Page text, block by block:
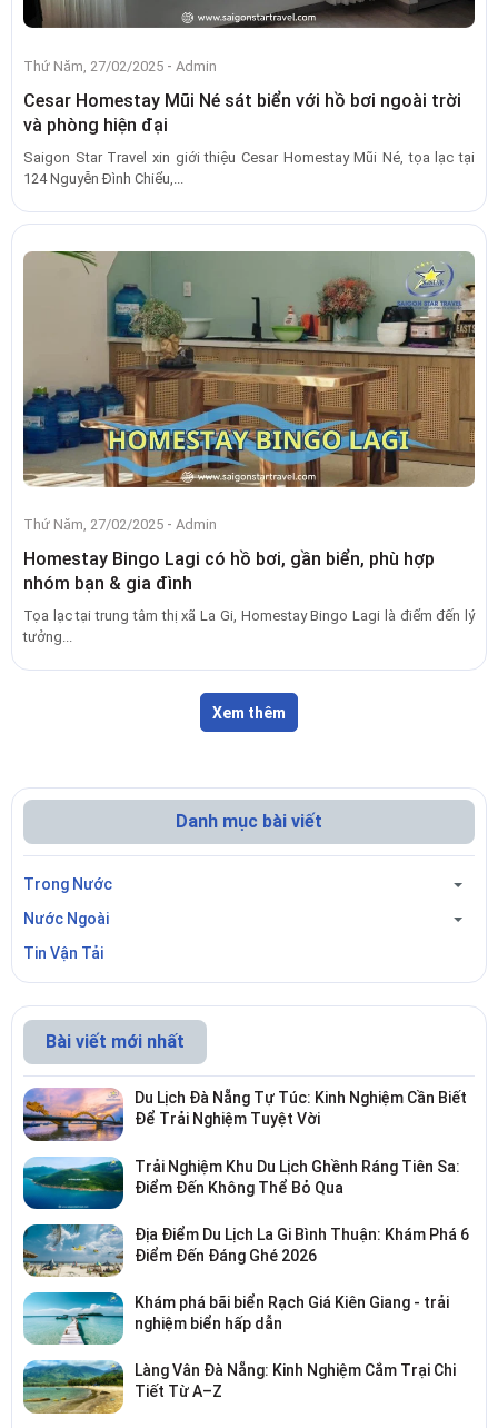
Thứ Năm, 27/02/2025 - Admin
Cesar Homestay Mũi Né sát biển với hồ bơi ngoài trời
và phòng hiện đại
Saigon Star Travel xin giới thiệu Cesar Homestay Mũi Né, tọa lạc tại
124 Nguyễn Đình Chiểu,...
Thứ Năm, 27/02/2025 - Admin
Homestay Bingo Lagi có hồ bơi, gần biển, phù hợp
nhóm bạn & gia đình
Tọa lạc tại trung tâm thị xã La Gi, Homestay Bingo Lagi là điểm đến lý
tưởng...
Xem thêm
Danh mục bài viết
Trong Nước
Nước Ngoài
Tin Vận Tải
Bài viết mới nhất
Du Lịch Đà Nẵng Tự Túc: Kinh Nghiệm Cần Biết
Để Trải Nghiệm Tuyệt Vời
Trải Nghiệm Khu Du Lịch Ghềnh Ráng Tiên Sa:
Điểm Đến Không Thể Bỏ Qua
Địa Điểm Du Lịch La Gi Bình Thuận: Khám Phá 6
Điểm Đến Đáng Ghé 2026
Khám phá bãi biển Rạch Giá Kiên Giang - trải
nghiệm biển hấp dẫn
Làng Vân Đà Nẵng: Kinh Nghiệm Cắm Trại Chi
Tiết Từ A–Z